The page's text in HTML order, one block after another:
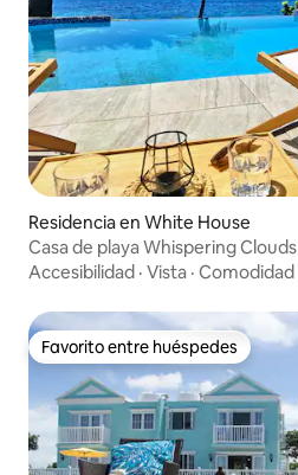
Residencia en White House
Casa de playa Whispering Clouds
Accesibilidad · Vista · Comodidad
Favorito entre huéspedes
Favorito entre huéspedes